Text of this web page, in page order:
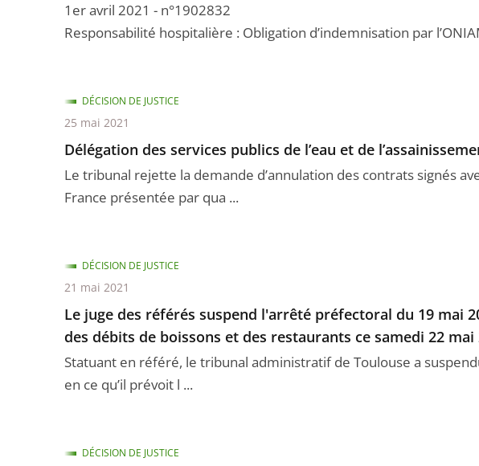
1er avril 2021 - n°1902832
Responsabilité hospitalière : Obligation d’indemnisation par
Délégation des services publics de l’eau et de
Le tribunal rejette la demande d’annulation des contrats signés
France présentée par qua ...
DÉCISION DE JUSTICE
25 mai 2021
Le juge des référés suspend l'arrêté préfectoral du 19 mai
des débits de boissons et des restaurants ce samedi 22
Statuant en référé, le tribunal administratif de Toulouse a
en ce qu’il prévoit l ...
DÉCISION DE JUSTICE
21 mai 2021
DÉCISION DE JUSTICE